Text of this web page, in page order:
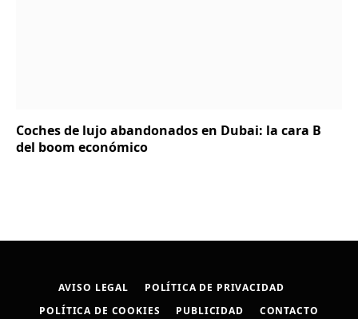
Coches de lujo abandonados en Dubai: la cara B
del boom económico
AVISO LEGAL
POLÍTICA DE PRIVACIDAD
POLÍTICA DE COOKIES
PUBLICIDAD CONTACTO